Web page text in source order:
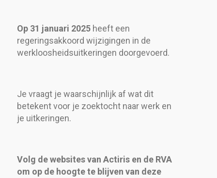
Op 31 januari 2025 heeft een
regeringsakkoord wijzigingen in de
werkloosheidsuitkeringen doorgevoerd.
Je vraagt ​​je waarschijnlijk af wat dit
betekent voor je zoektocht naar werk en
je uitkeringen.
Volg de websites van Actiris en de RVA
om op de hoogte te blijven van deze